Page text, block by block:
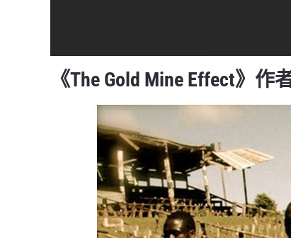
《The Gold Mine Effect》